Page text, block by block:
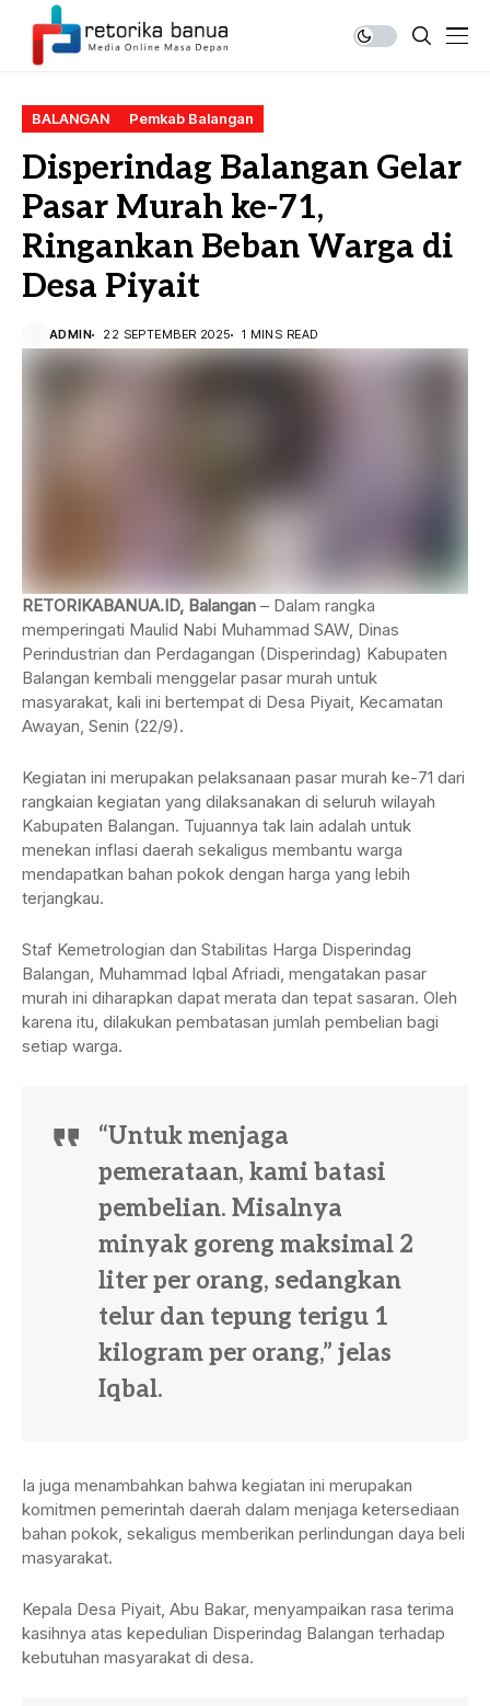
BALANGAN Pemkab Balangan
Disperindag Balangan Gelar
Pasar Murah ke-71,
Ringankan Beban Warga di
Desa Piyait
ADMIN 22 SEPTEMBER 2025 1 MINS READ
RETORIKABANUA.ID, Balangan – Dalam rangka
memperingati Maulid Nabi Muhammad SAW, Dinas
Perindustrian dan Perdagangan (Disperindag) Kabupaten
Balangan kembali menggelar pasar murah untuk
masyarakat, kali ini bertempat di Desa Piyait, Kecamatan
Awayan, Senin (22/9).
Kegiatan ini merupakan pelaksanaan pasar murah ke-71 dari
rangkaian kegiatan yang dilaksanakan di seluruh wilayah
Kabupaten Balangan. Tujuannya tak lain adalah untuk
menekan inflasi daerah sekaligus membantu warga
mendapatkan bahan pokok dengan harga yang lebih
terjangkau.
Staf Kemetrologian dan Stabilitas Harga Disperindag
Balangan, Muhammad Iqbal Afriadi, mengatakan pasar
murah ini diharapkan dapat merata dan tepat sasaran. Oleh
karena itu, dilakukan pembatasan jumlah pembelian bagi
setiap warga.
“Untuk menjaga
pemerataan, kami batasi
pembelian. Misalnya
minyak goreng maksimal 2
liter per orang, sedangkan
telur dan tepung terigu 1
kilogram per orang,” jelas
Iqbal.
Ia juga menambahkan bahwa kegiatan ini merupakan
komitmen pemerintah daerah dalam menjaga ketersediaan
bahan pokok, sekaligus memberikan perlindungan daya beli
masyarakat.
Kepala Desa Piyait, Abu Bakar, menyampaikan rasa terima
kasihnya atas kepedulian Disperindag Balangan terhadap
kebutuhan masyarakat di desa.